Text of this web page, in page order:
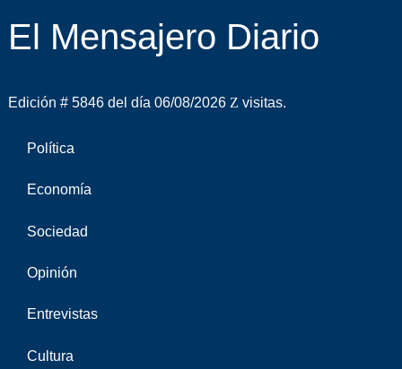
El Mensajero Diario
Edición # 5846 del día 06/08/2026 visitas.
Política
Economía
Sociedad
Opinión
Entrevistas
Cultura